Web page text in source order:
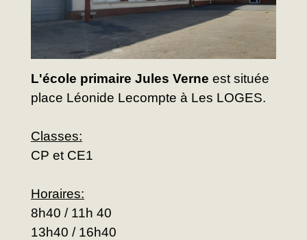
L'école primaire Jules Verne est située
place Léonide Lecompte à Les LOGES.
Classes:
CP et CE1
Horaires:
8h40 / 11h 40
13h40 / 16h40